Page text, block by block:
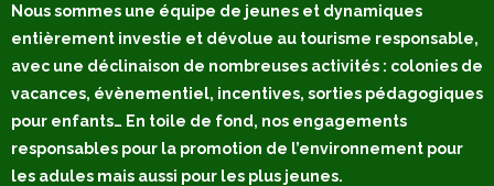
Nous sommes une équipe de jeunes et dynamiques
entièrement investie et dévolue au tourisme responsable,
avec une déclinaison de nombreuses activités : colonies de
vacances, évènementiel, incentives, sorties pédagogiques
pour enfants… En toile de fond, nos engagements
responsables pour la promotion de l’environnement pour
les adules mais aussi pour les plus jeunes.